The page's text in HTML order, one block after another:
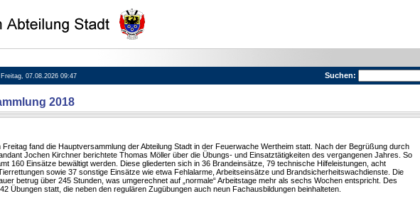
07.08.2026 09:47 Suchen:
2018
Freitag fand die Hauptversammlung der Abteilung Stadt in der Feuerwache Wertheim statt. Nach der Begrüßung durch
Jochen Kirchner berichtete Thomas Möller über die Übungs- und Einsatztätigkeiten des vergangenen Jahres. So
160 Einsätze bewältigt werden. Diese gliederten sich in 36 Brandeinsätze, 79 technische Hilfeleistungen, acht
sowie 37 sonstige Einsätze wie etwa Fehlalarme, Arbeitseinsätze und Brandsicherheitswachdienste. Die
betrug über 245 Stunden, was umgerechnet auf „normale“ Arbeitstage mehr als sechs Wochen entspricht. Des
Übungen statt, die neben den regulären Zugübungen auch neun Fachausbildungen beinhalteten.